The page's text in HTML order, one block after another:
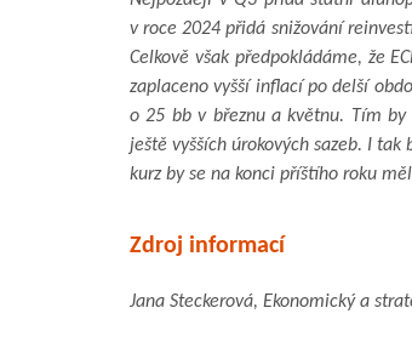
v roce 2024 přidá snižování
Celkově však předpokládáme, že
zaplaceno vyšší inflací po delší
o 25 bb v březnu a květnu. Tím by
ještě vyšších úrokových sazeb. I
kurz by se na konci příštího roku
Zdroj informací
Jana Steckerová, Ekonomický a